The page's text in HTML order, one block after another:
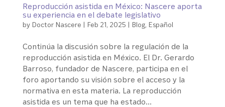
Reproducción asistida en México: Nascere aporta
su experiencia en el debate legislativo
by Doctor Nascere | Feb 21, 2025 | Blog, Español
Continúa la discusión sobre la regulación de la
reproducción asistida en México. El Dr. Gerardo
Barroso, fundador de Nascere, participa en el
foro aportando su visión sobre el acceso y la
normativa en esta materia. La reproducción
asistida es un tema que ha estado...